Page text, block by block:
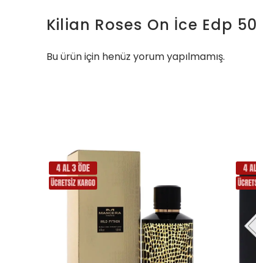
Kilian Roses On İce Edp
Bu ürün için henüz yorum yapılmamış.